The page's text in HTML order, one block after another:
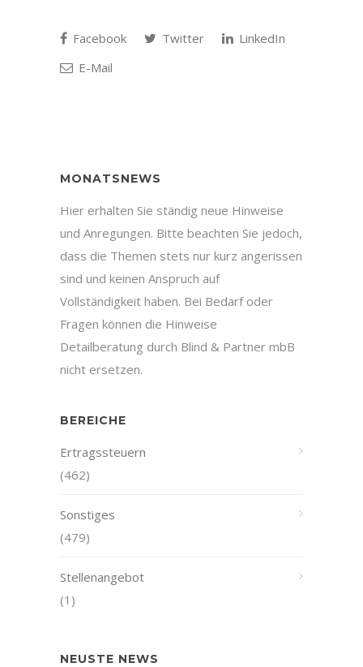
Facebook Twitter
LinkedIn
E-Mail
MONATSNEWS
Hier erhalten Sie ständig neue Hinweise
und Anregungen. Bitte beachten Sie jedoch,
dass die Themen stets nur kurz angerissen
sind und keinen Anspruch auf
Vollständigkeit haben. Bei Bedarf oder
Fragen können die Hinweise
Detailberatung durch Blind & Partner mbB
nicht ersetzen.
BEREICHE
Ertragssteuern
(462)
Sonstiges
(479)
Stellenangebot
(1)
NEUSTE NEWS